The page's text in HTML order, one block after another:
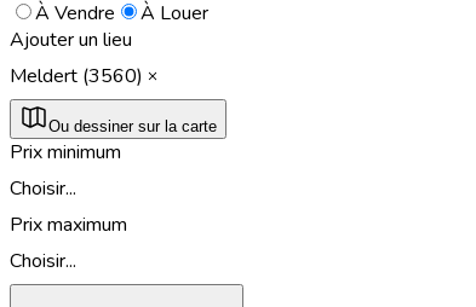
À Vendre
À Louer
Ajouter un lieu
Meldert (3560)
Ou dessiner sur la carte
Prix minimum
Choisir...
Prix maximum
Choisir...